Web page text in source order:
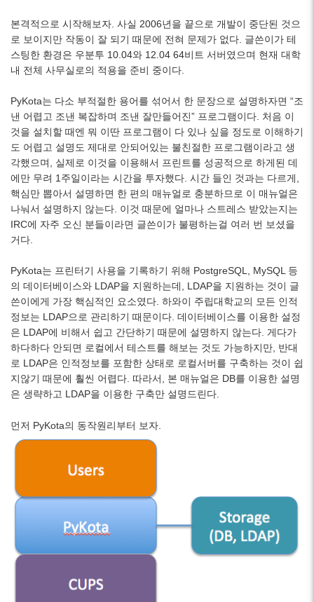
본격적으로 시작해보자. 사실 2006년을 끝으로 개발이 중단된 것으
로 보이지만 작동이 잘 되기 때문에 전혀 문제가 없다. 글쓴이가 테
스팅한 환경은 우분투 10.04와 12.04 64비트 서버였으며 현재 대학
내 전체 사무실로의 적용을 준비 중이다.
PyKota는 다소 부적절한 용어를 섞어서 한 문장으로 설명하자면 “조
낸 어렵고 조낸 복잡하며 조낸 잘만들어진” 프로그램이다. 처음 이
것을 설치할 때엔 뭐 이딴 프로그램이 다 있나 싶을 정도로 이해하기
도 어렵고 설명도 제대로 안되어있는 불친절한 프로그램이라고 생
각했으며, 실제로 이것을 이용해서 프린트를 성공적으로 하게된 데
에만 무려 1주일이라는 시간을 투자했다. 시간 들인 것과는 다르게,
핵심만 뽑아서 설명하면 한 편의 매뉴얼로 충분하므로 이 매뉴얼은
나눠서 설명하지 않는다. 이것 때문에 얼마나 스트레스 받았는지는
IRC에 자주 오신 분들이라면 글쓴이가 불평하는걸 여러 번 보셨을
거다.
PyKota는 프린터기 사용을 기록하기 위해 PostgreSQL, MySQL 등
의 데이터베이스와 LDAP을 지원하는데, LDAP을 지원하는 것이 글
쓴이에게 가장 핵심적인 요소였다. 하와이 주립대학교의 모든 인적
정보는 LDAP으로 관리하기 때문이다. 데이터베이스를 이용한 설정
은 LDAP에 비해서 쉽고 간단하기 때문에 설명하지 않는다. 게다가
하다하다 안되면 로컬에서 테스트를 해보는 것도 가능하지만, 반대
로 LDAP은 인적정보를 포함한 상태로 로컬서버를 구축하는 것이 쉽
지않기 때문에 훨씬 어렵다. 따라서, 본 매뉴얼은 DB를 이용한 설명
은 생략하고 LDAP을 이용한 구축만 설명드린다.
먼저 PyKota의 동작원리부터 보자.